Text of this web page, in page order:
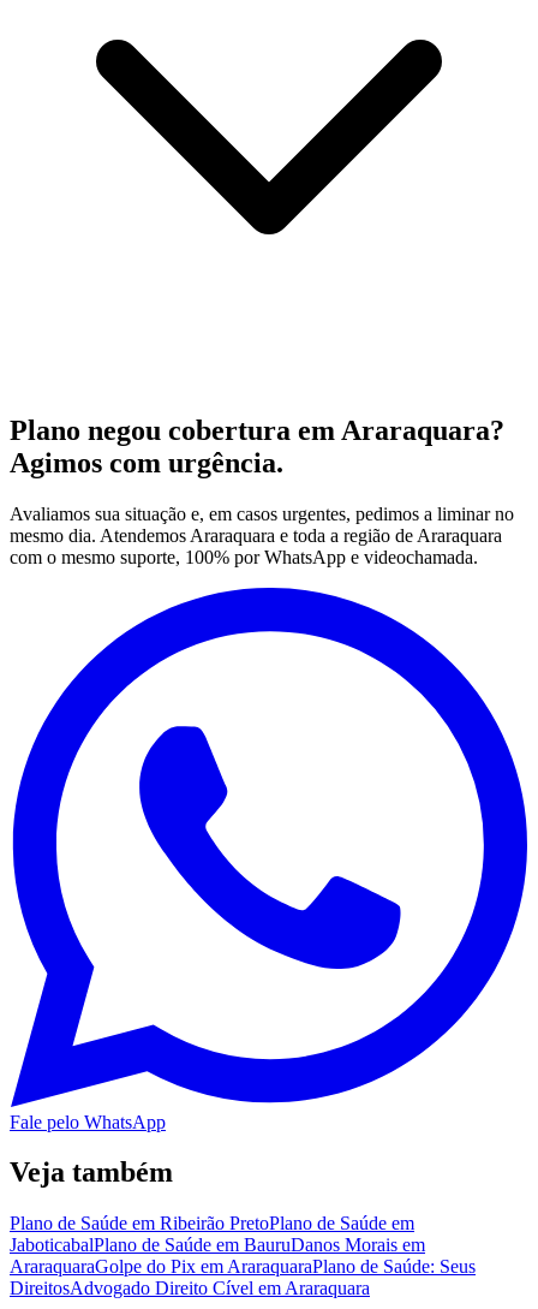
Plano negou cobertura em Araraquara?
Agimos com urgência.
Avaliamos sua situação e, em casos urgentes, pedimos a liminar no
mesmo dia. Atendemos Araraquara e toda a região de Araraquara
com o mesmo suporte, 100% por WhatsApp e videochamada.
Fale pelo WhatsApp
Veja também
Plano de Saúde em Ribeirão PretoPlano de Saúde em
JaboticabalPlano de Saúde em BauruDanos Morais em
AraraquaraGolpe do Pix em AraraquaraPlano de Saúde: Seus
DireitosAdvogado Direito Cível em Araraquara